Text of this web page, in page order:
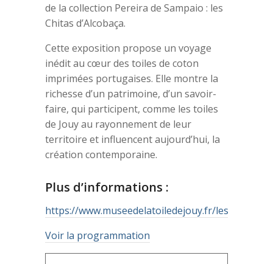
de la collection Pereira de Sampaio : les
Chitas d’Alcobaça.
Cette exposition propose un voyage
inédit au cœur des toiles de coton
imprimées portugaises. Elle montre la
richesse d’un patrimoine, d’un savoir-
faire, qui participent, comme les toiles
de Jouy au rayonnement de leur
territoire et influencent aujourd’hui, la
création contemporaine.
Plus d’informations :
https://www.museedelatoiledejouy.fr/
Voir la programmation